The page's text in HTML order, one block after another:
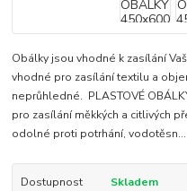
Obálky jsou vhodné k zasílání
vhodné pro zasílání textilu a
neprůhledné. PLASTOVÉ
pro zasílání měkkých a citlivých
odolné proti potrhání, vodotěsn...
Dostupnost
Skladem